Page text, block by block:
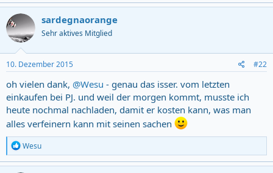
sardegnaorange
Sehr aktives Mitglied
10. Dezember 2015 #22
oh vielen dank, @Wesu - genau das isser. vom letzten
einkaufen bei PJ. und weil der morgen kommt, musste ich
heute nochmal nachladen, damit er kosten kann, was man
alles verfeinern kann mit seinen sachen
R
e
a
Wesu